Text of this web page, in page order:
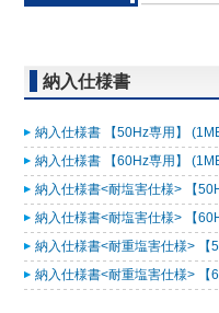
納入仕様書
納入仕様書 【50Hz専用】
納入仕様書 【60Hz専用】
納入仕様書<耐塩害仕様> 【
納入仕様書<耐塩害仕様> 【
納入仕様書<耐重塩害仕様> 【
納入仕様書<耐重塩害仕様> 【